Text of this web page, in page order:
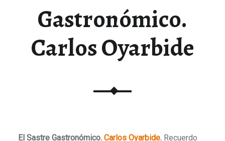
Gastronómico.
Carlos Oyarbide
El Sastre Gastronómico. Carlos Oyarbide.Recuerdo